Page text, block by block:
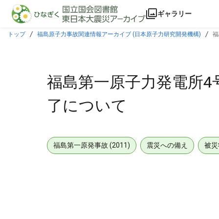
本文に飛ぶ
ギャラリー
トップ 福島原子力事故関連情報アーカイブ (日本原子力研究開発機構)
福島第一原子力発電所
了について
福島第一原発事故 (2011) 震災への備え 被災